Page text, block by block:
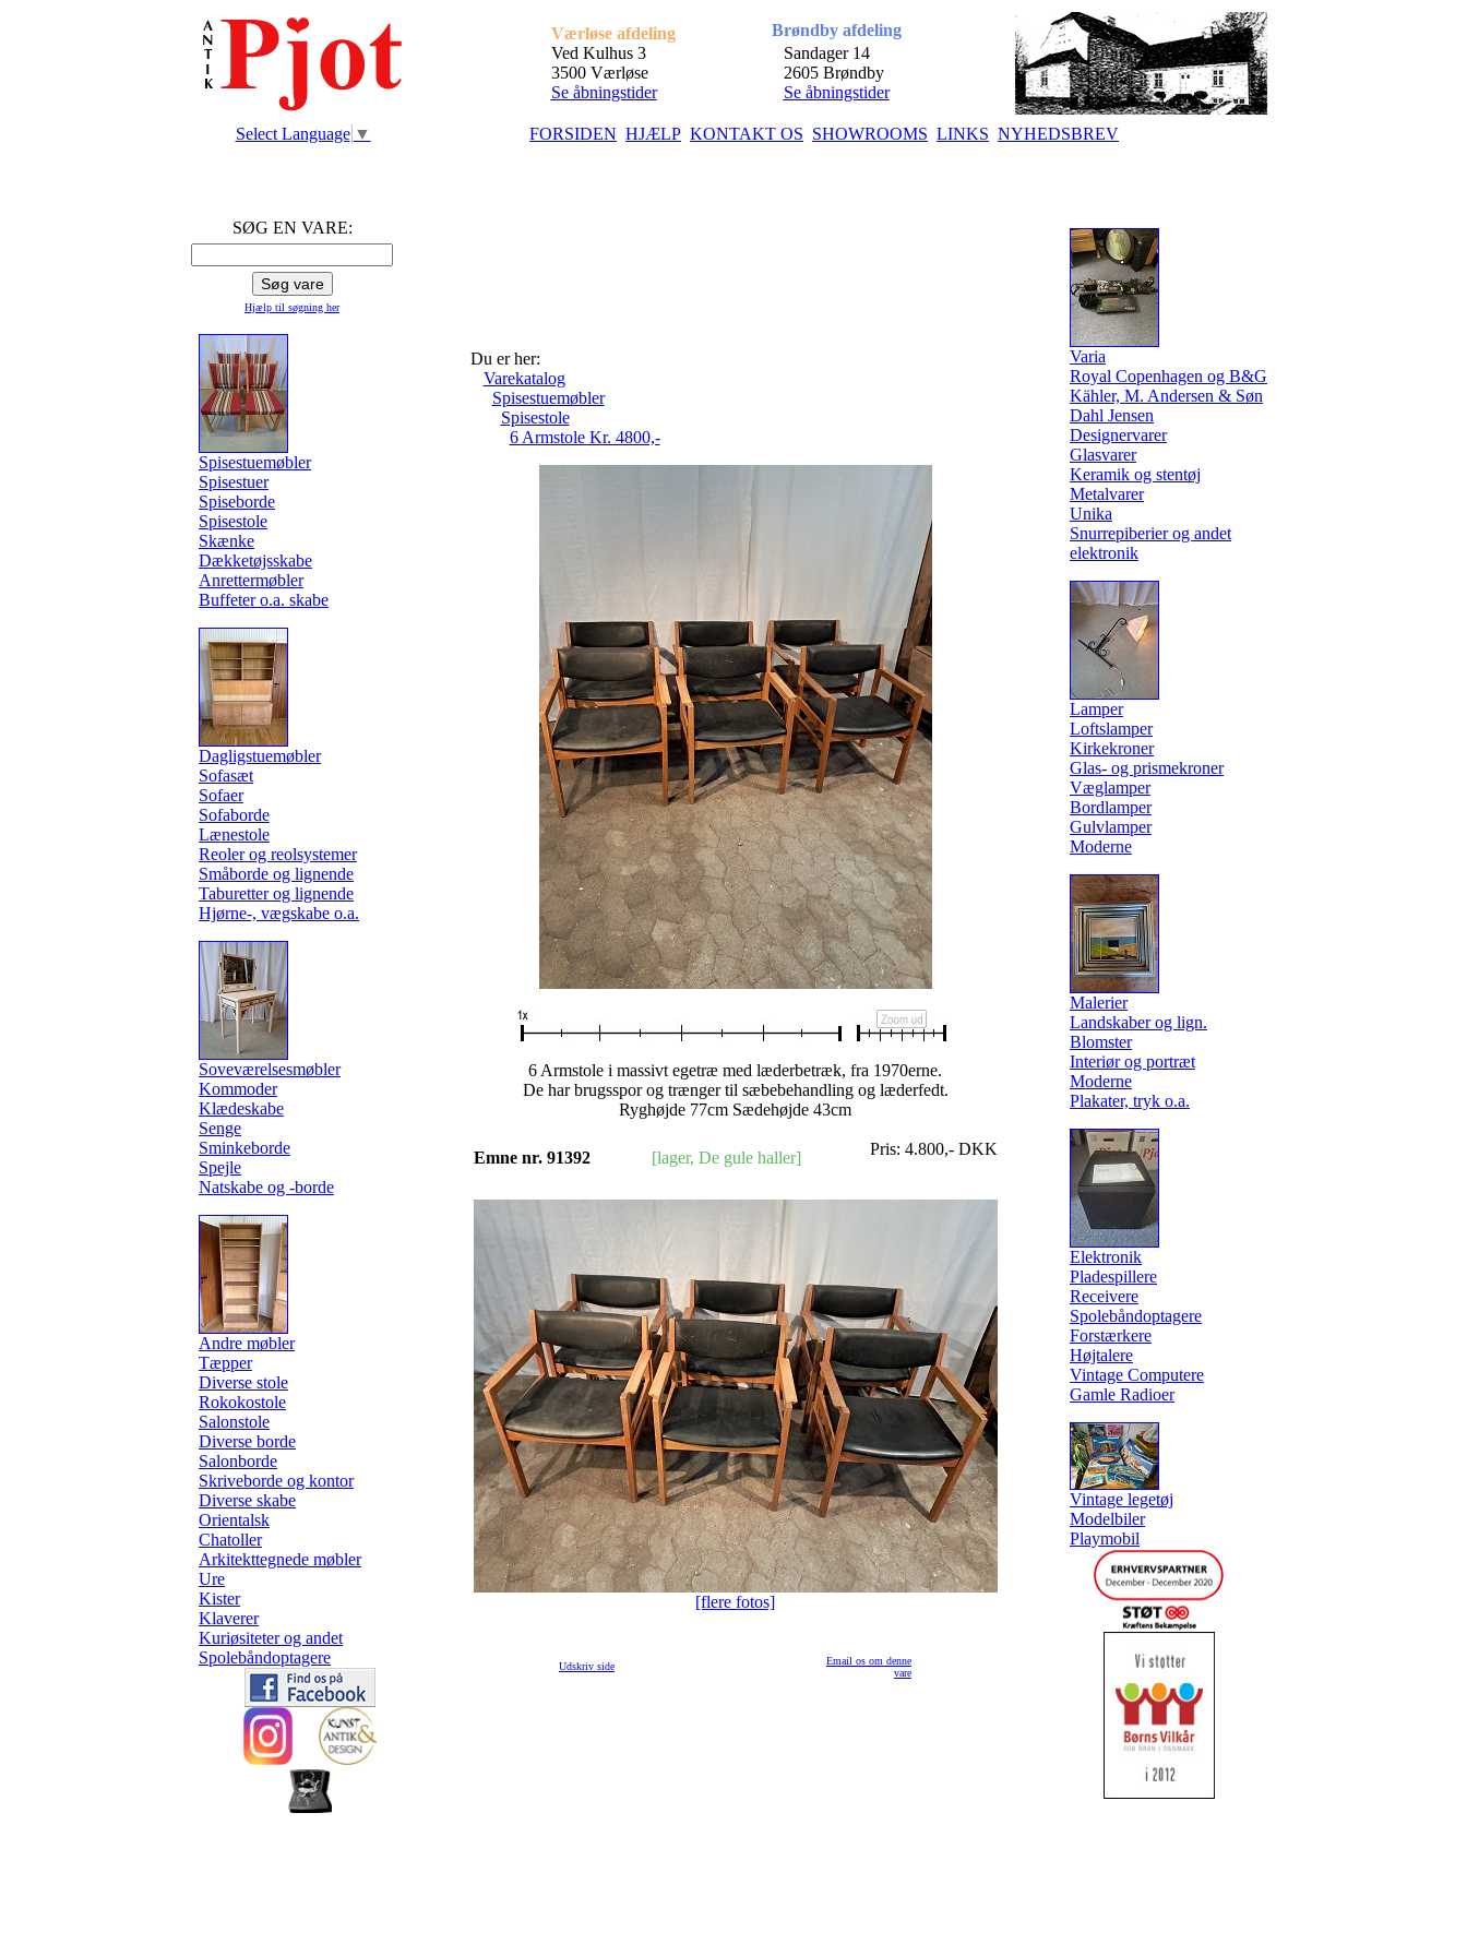
Værløse afdeling
Ved Kulhus 3
3500 Værløse
Se åbningstider
Brøndby afdeling
Sandager 14
2605 Brøndby
Se åbningstider
Select Language ▼ FORSIDEN HJÆLP KONTAKT OS SHOWROOMS LINKS NYHEDSBREV
SØG EN VARE:
Hjælp til søgning her
Spisestuemøbler
Spisestuer
Spiseborde
Spisestole
Skænke
Dækketøjsskabe
Anrettermøbler
Buffeter o.a. skabe
Dagligstuemøbler
Sofasæt
Sofaer
Sofaborde
Lænestole
Reoler og reolsystemer
Småborde og lignende
Taburetter og lignende
Hjørne-, vægskabe o.a.
Soveværelsesmøbler
Kommoder
Klædeskabe
Senge
Sminkeborde
Spejle
Natskabe og -borde
Andre møbler
Tæpper
Diverse stole
Rokokostole
Salonstole
Diverse borde
Salonborde
Skriveborde og kontor
Diverse skabe
Orientalsk
Chatoller
Arkitekttegnede møbler
Ure
Kister
Klaverer
Kuriøsiteter og andet
Spolebåndoptagere
Du er her:
Varekatalog
Spisestuemøbler
Spisestole
6 Armstole Kr. 4800,-
6 Armstole i massivt egetræ med læderbetræk, fra 1970erne.
De har brugsspor og trænger til sæbebehandling og læderfedt.
Ryghøjde 77cm Sædehøjde 43cm
Emne nr. 91392 [lager, De gule haller] Pris: 4.800,- DKK
[flere fotos]
Udskriv side
Email os om denne
vare
Varia
Royal Copenhagen og B&G
Kähler, M. Andersen & Søn
Dahl Jensen
Designervarer
Glasvarer
Keramik og stentøj
Metalvarer
Unika
Snurrepiberier og andet
elektronik
Lamper
Loftslamper
Kirkekroner
Glas- og prismekroner
Væglamper
Bordlamper
Gulvlamper
Moderne
Malerier
Landskaber og lign.
Blomster
Interiør og portræt
Moderne
Plakater, tryk o.a.
Elektronik
Pladespillere
Receivere
Spolebåndoptagere
Forstærkere
Højtalere
Vintage Computere
Gamle Radioer
Vintage legetøj
Modelbiler
Playmobil